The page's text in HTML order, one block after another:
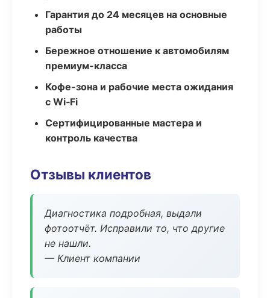
Гарантия до 24 месяцев на основные
работы
Бережное отношение к автомобилям
премиум-класса
Кофе-зона и рабочие места ожидания
с Wi‑Fi
Сертифицированные мастера и
контроль качества
Отзывы клиентов
Диагностика подробная, выдали
фотоотчёт. Исправили то, что другие
не нашли.
— Клиент компании